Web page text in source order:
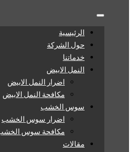
الرئيسية
حول الشركة
خدماتنا
النمل الابيض
اضرار النمل الابيض
مكافحة النمل الابيض
سوس الخشب
اضرار سوس الخشب
مكافحة سوس الخشب
مقالات